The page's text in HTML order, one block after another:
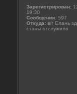
Зарегистрирован:
19:30
Сообщения: 597
Откуда: в/г Елань
станы отслужило